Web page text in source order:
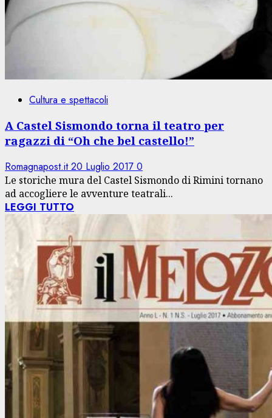
Cultura e spettacoli
A Castel Sismondo torna il teatro per
ragazzi di “Oh che bel castello!”
Romagnapost.it20 Luglio 2017 0
Le storiche mura del Castel Sismondo di Rimini tornano
ad accogliere le avventure teatrali...
LEGGI TUTTO